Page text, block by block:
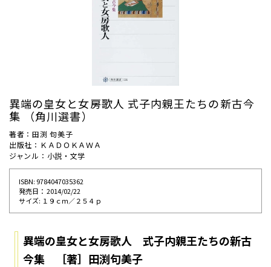
異端の皇女と女房歌人 式子内親王たちの新古今
集 （角川選書）
著者：田渕 句美子
出版社：ＫＡＤＯＫＡＷＡ
ジャンル：小説・文学
ISBN: 9784047035362
発売⽇： 2014/02/22
サイズ: １９ｃｍ／２５４ｐ
異端の皇女と女房歌人 式子内親王たちの新古
今集 ［著］田渕句美子